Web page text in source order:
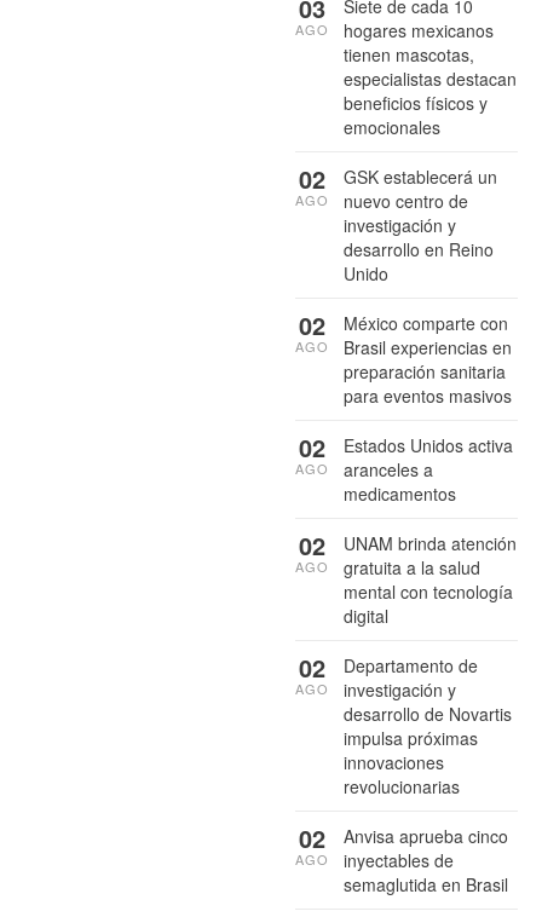
Siete de cada 10
hogares mexicanos
tienen mascotas,
especialistas destacan
beneficios físicos y
emocionales
03
AGO
GSK establecerá un
nuevo centro de
investigación y
desarrollo en Reino
Unido
02
AGO
México comparte con
Brasil experiencias en
preparación sanitaria
para eventos masivos
02
AGO
Estados Unidos activa
aranceles a
medicamentos
02
AGO
UNAM brinda atención
gratuita a la salud
mental con tecnología
digital
02
AGO
Departamento de
investigación y
desarrollo de Novartis
impulsa próximas
innovaciones
revolucionarias
02
AGO
Anvisa aprueba cinco
inyectables de
semaglutida en Brasil
02
AGO